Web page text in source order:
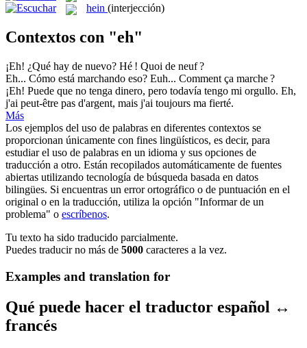
hein (interjección)
Contextos con "eh"
¡Eh! ¿Qué hay de nuevo? Hé ! Quoi de neuf ?
Eh... Cómo está marchando eso? Euh... Comment ça marche ?
¡Eh! Puede que no tenga dinero, pero todavía tengo mi orgullo. Eh,
j'ai peut-être pas d'argent, mais j'ai toujours ma fierté.
Más
Los ejemplos del uso de palabras en diferentes contextos se
proporcionan únicamente con fines lingüísticos, es decir, para
estudiar el uso de palabras en un idioma y sus opciones de
traducción a otro. Están recopilados automáticamente de fuentes
abiertas utilizando tecnología de búsqueda basada en datos
bilingües. Si encuentras un error ortográfico o de puntuación en el
original o en la traducción, utiliza la opción "Informar de un
problema" o escríbenos.
Tu texto ha sido traducido parcialmente.
Puedes traducir no más de 5000 caracteres a la vez.
Examples and translation for
Qué puede hacer el traductor español ↔
francés